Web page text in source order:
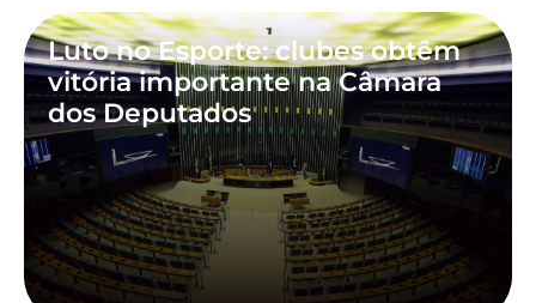
Luto no Esporte: clubes obtêm
vitória importante na Câmara
dos Deputados